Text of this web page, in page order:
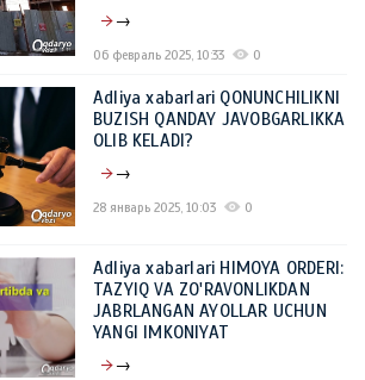
→
06 февраль 2025, 10:33 0
Adliya xabarlari QONUNCHILIKNI
BUZISH QANDAY JAVOBGARLIKKA
OLIB KELADI?
→
28 январь 2025, 10:03 0
Adliya xabarlari HIMOYA ORDERI:
TAZYIQ VA ZO'RAVONLIKDAN
JABRLANGAN AYOLLAR UCHUN
YANGI IMKONIYAT
→